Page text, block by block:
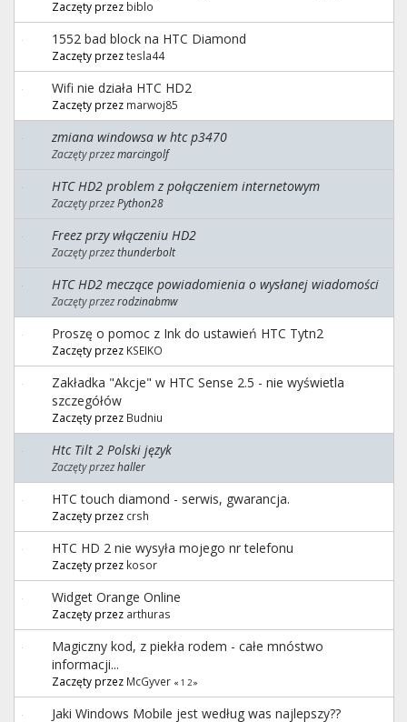
Zaczęty przez biblo
1552 bad block na HTC Diamond
Zaczęty przeztesla44
Wifi nie działa HTC HD2
Zaczęty przez marwoj85
zmiana windowsa w htc p3470
Zaczęty przezmarcingolf
HTC HD2 problem z połączeniem internetowym
Zaczęty przezPython28
Freez przy włączeniu HD2
Zaczęty przezthunderbolt
HTC HD2 meczące powiadomienia o wysłanej wiadomości
Zaczęty przezrodzinabmw
Proszę o pomoc z Ink do ustawień HTC Tytn2
Zaczęty przez KSEIKO
Zakładka "Akcje" w HTC Sense 2.5 - nie wyświetla
szczegółów
Zaczęty przez Budniu
Htc Tilt 2 Polski język
Zaczęty przezhaller
HTC touch diamond - serwis, gwarancja.
Zaczęty przez crsh
HTC HD 2 nie wysyła mojego nr telefonu
Zaczęty przez kosor
Widget Orange Online
Zaczęty przez arthuras
Magiczny kod, z piekła rodem - całe mnóstwo
informacji...
Zaczęty przez McGyver « 1 2»
Jaki Windows Mobile jest według was najlepszy??